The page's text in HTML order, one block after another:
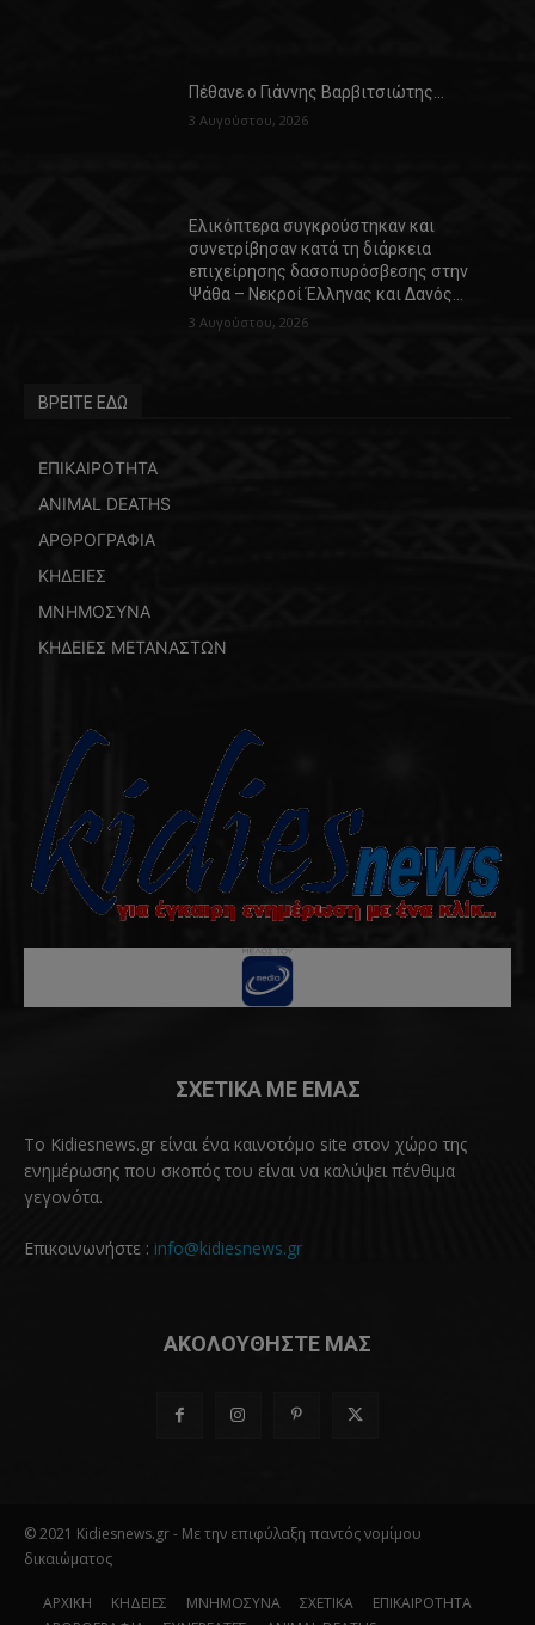
Πέθανε ο Γιάννης Βαρβιτσιώτης…
3 Αυγούστου, 2026
Ελικόπτερα συγκρούστηκαν και
συνετρίβησαν κατά τη διάρκεια
επιχείρησης δασοπυρόσβεσης στην
Ψάθα – Νεκροί Έλληνας και Δανός…
3 Αυγούστου, 2026
ΒΡΕΙΤΕ ΕΔΩ
ΕΠΙΚΑΙΡΟΤΗΤΑ
ANIMAL DEATHS
ΑΡΘΡΟΓΡΑΦΙΑ
ΚΗΔΕΙΕΣ
ΜΝΗΜΟΣΥΝΑ
ΚΗΔΕΙΕΣ ΜΕΤΑΝΑΣΤΩΝ
ΣΧΕΤΙΚΑ ΜΕ ΕΜΑΣ
Το Kidiesnews.gr είναι ένα καινοτόμο site στον χώρο της
ενημέρωσης που σκοπός του είναι να καλύψει πένθιμα
γεγονότα.
Επικοινωνήστε : info@kidiesnews.gr
ΑΚΟΛΟΥΘΗΣΤΕ ΜΑΣ
© 2021 Kidiesnews.gr - Με την επιφύλαξη παντός νομίμου
δικαιώματος
ΑΡΧΙΚΗ ΚΗΔΕΙΕΣ ΜΝΗΜΟΣΥΝΑ ΣΧΕΤΙΚΑ
ΕΠΙΚΑΙΡΟΤΗΤΑ